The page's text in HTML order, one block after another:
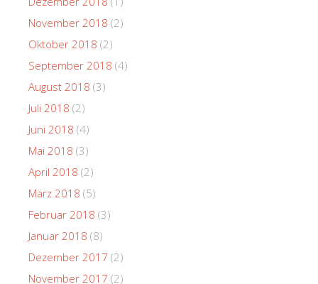
November 2018 (2)
Oktober 2018 (2)
September 2018 (4)
August 2018 (3)
Juli 2018 (2)
Juni 2018 (4)
Mai 2018 (3)
April 2018 (2)
März 2018 (5)
Februar 2018 (3)
Januar 2018 (8)
Dezember 2017 (2)
November 2017 (2)